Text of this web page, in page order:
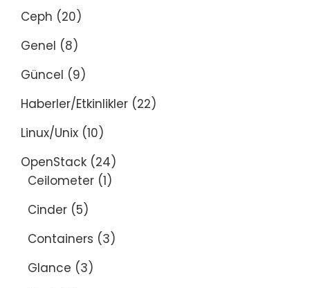
Ceph (20)
Genel (8)
Güncel (9)
Haberler/Etkinlikler (22)
Linux/Unix (10)
OpenStack (24)
Ceilometer (1)
Cinder (5)
Containers (3)
Glance (3)